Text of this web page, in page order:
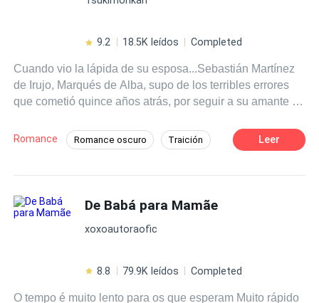
9.2 18.5K leídos Completed
Cuando vio la lápida de su esposa...Sebastián Martínez
de Irujo, Marqués de Alba, supo de los terribles errores
que cometió quince años atrás, por seguir a su amante de
amaba, por seguir a su supuesto amor de su vida, su
esposa tuvo un aborto y la muerte pronto vino por ella
y amar a su esposa como ella lo merece. Aunque no será
fácil, porque para Aranza Arteaga...el amor hacia su
esposo dejó de existir, porque esa es la
devoción de hace años” Y para Sebastián...volver a
vida... Y por ella y la hija que carga en su vientre, hará lo
Romance Romance oscuro Traición Leer
De Babá para Mamãe
xoxoautoraofic
8.8 79.9K leídos Completed
O tempo é muito lento para os que esperam Muito rápido